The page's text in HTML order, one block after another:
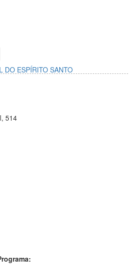
DO ESPÍRITO SANTO
514